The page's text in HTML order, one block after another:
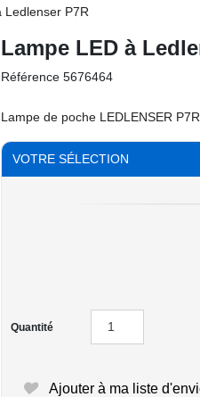
Ledlenser P7R
Lampe LED à
Référence 5676464
Lampe de poche LEDLENSER P7R
VOTRE SÉLECTION
Quantité
Ajouter à ma liste